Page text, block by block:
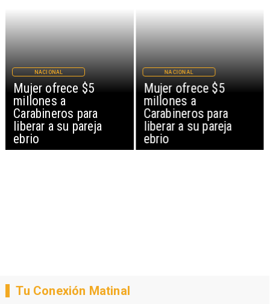
Mujer ofrece $5
millones a
Carabineros para
liberar a su pareja
ebrio
NACIONAL
Mujer ofrece $5
millones a
Carabineros para
liberar a su pareja
ebrio
NACIONAL
Tu Conexión Matinal